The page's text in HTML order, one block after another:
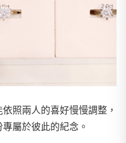
照兩人的喜好慢慢調整，
屬於彼此的紀念。